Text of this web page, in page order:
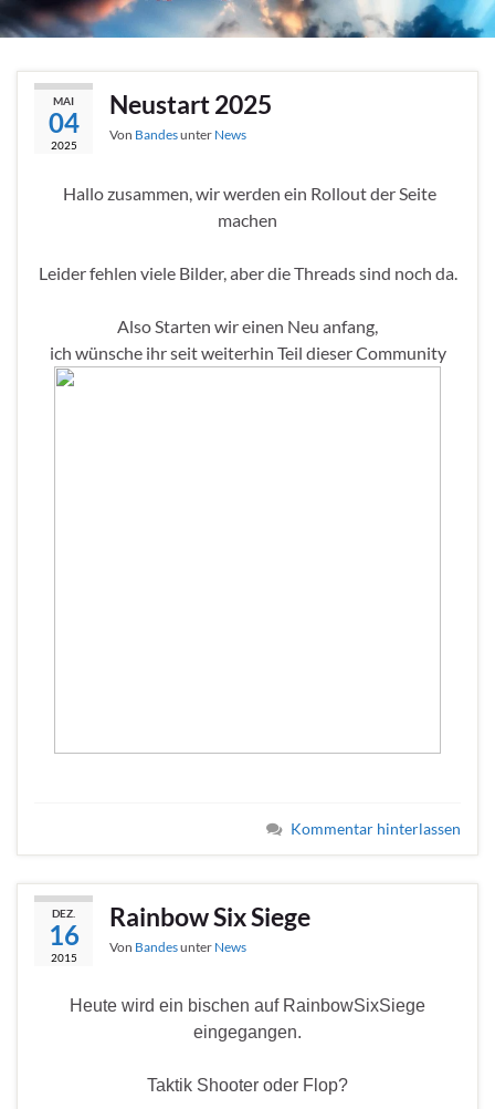
MAI
04
2025
Neustart 2025
Von Bandesunter News
Hallo zusammen, wir werden ein Rollout der Seite
machen
Leider fehlen viele Bilder, aber die Threads sind noch da.
Also Starten wir einen Neu anfang,
ich wünsche ihr seit weiterhin Teil dieser Community
Kommentar hinterlassen
DEZ.
16
2015
Rainbow Six Siege
Von Bandesunter News
Heute wird ein bischen auf RainbowSixSiege
eingegangen.
Taktik Shooter oder Flop?